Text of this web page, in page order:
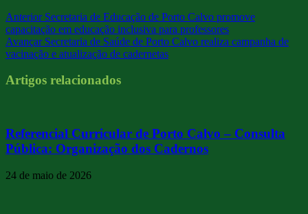
AnteriorSecretaria de Educação de Porto Calvo promove
capacitação em educação inclusiva para professores
AvançarSecretaria de Saúde de Porto Calvo realiza campanha de
vacinação e atualização de cadernetas
Artigos relacionados
Referencial Curricular de Porto Calvo – Consulta
Pública: Organização dos Cadernos
24 de maio de 2026